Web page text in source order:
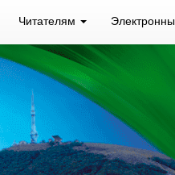
Читателям